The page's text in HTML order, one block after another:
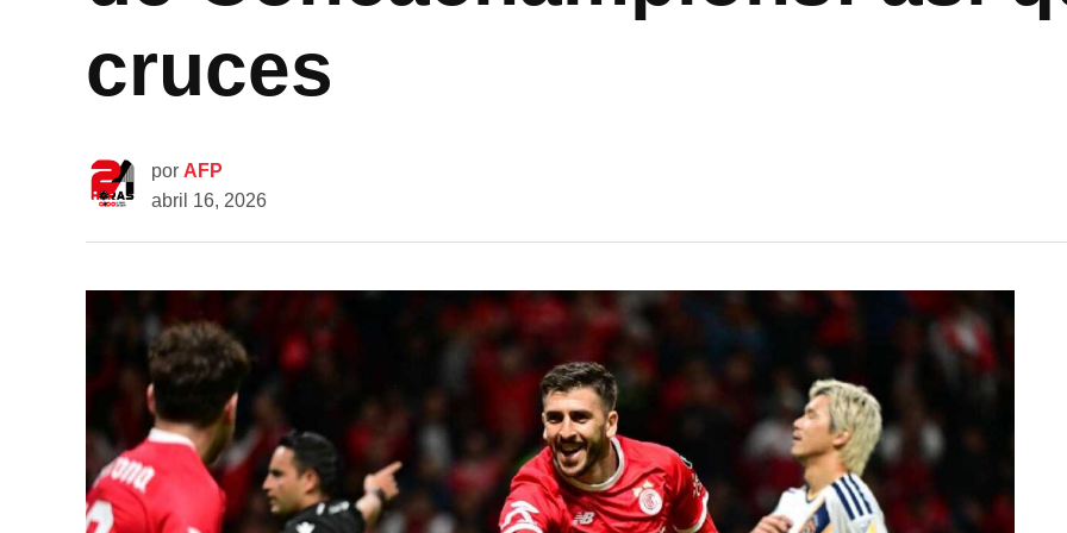
cruces
por AFP
abril 16, 2026